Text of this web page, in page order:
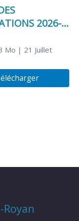
2026-
Mo | 21 Juillet